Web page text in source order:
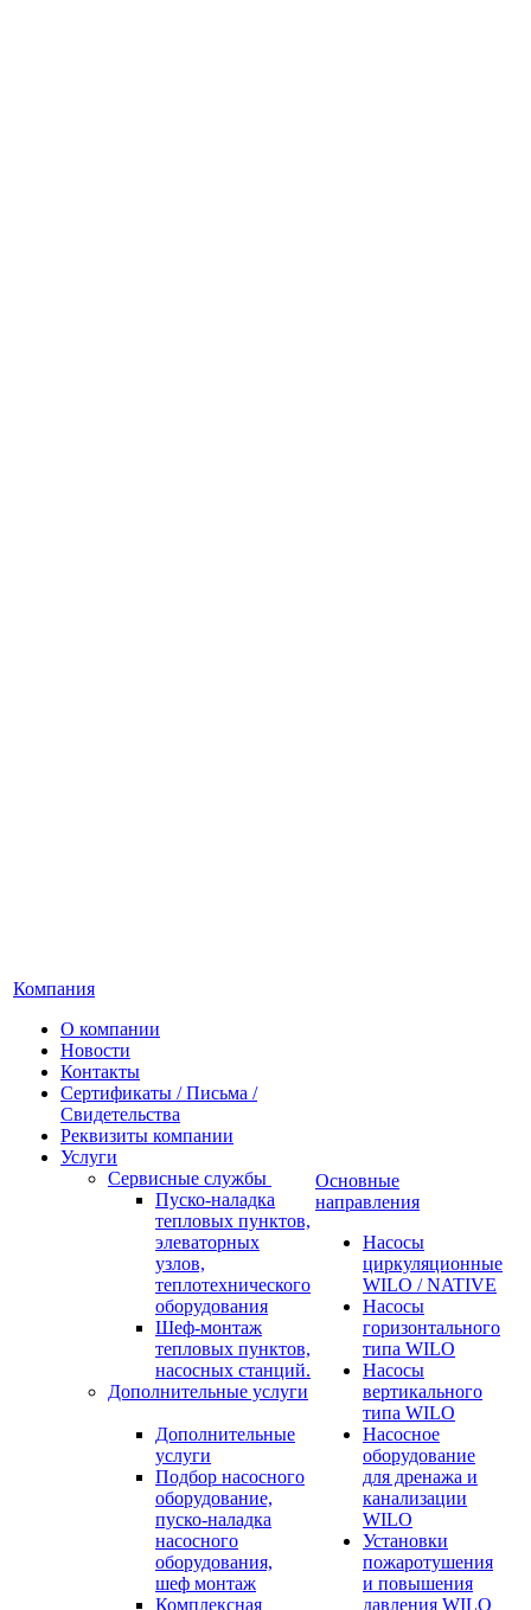
Компания
О компании
Новости
Контакты
Сертификаты / Письма /
Свидетельства
Реквизиты компании
Услуги
Сервисные службы
Пуско-наладка
тепловых пунктов,
элеваторных
узлов,
теплотехнического
оборудования
Шеф-монтаж
тепловых пунктов,
насосных станций.
Дополнительные услуги
Дополнительные
услуги
Подбор насосного
оборудование,
пуско-наладка
насосного
оборудования,
шеф монтаж
Комплексная
Основные
направления
Насосы
циркуляционные
WILO / NATIVE
Насосы
горизонтального
типа WILO
Насосы
вертикального
типа WILO
Насосное
оборудование
для дренажа и
канализации
WILO
Установки
пожаротушения
и повышения
давления WILO